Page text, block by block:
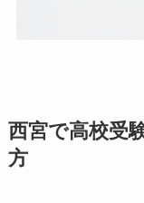
西宮で高校受
方